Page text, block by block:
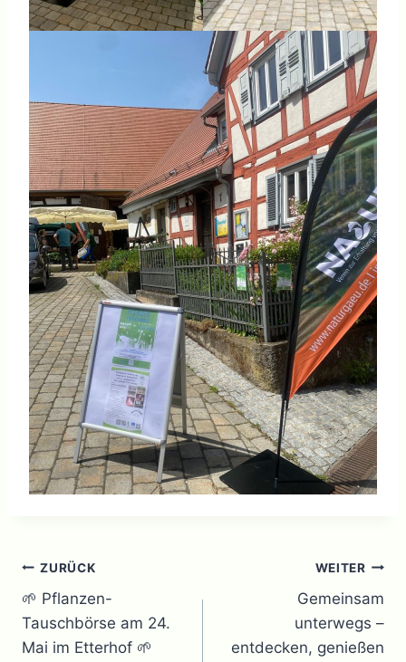
Beitragsnavigation
ZURÜCK
🌱 Pflanzen-
Tauschbörse am 24.
Mai im Etterhof 🌱
WEITER
Gemeinsam
unterwegs –
entdecken, genießen